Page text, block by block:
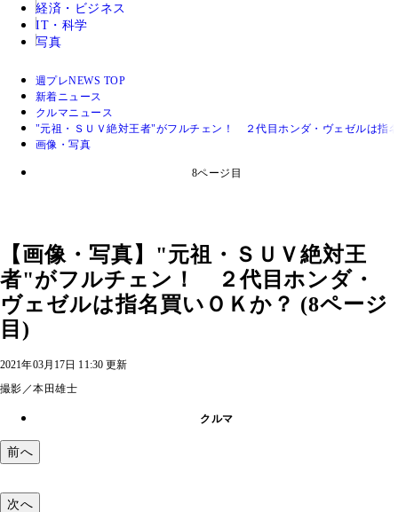
経済・ビジネス
IT・科学
写真
週プレNEWS TOP
新着ニュース
クルマニュース
"元祖・ＳＵＶ絶対王者"がフルチェン！ ２代目ホンダ・ヴェゼルは指
画像・写真
8ページ目
【画像・写真】"元祖・ＳＵＶ絶対王
者"がフルチェン！ ２代目ホンダ・
ヴェゼルは指名買いＯＫか？ (8ページ
目)
2021年03月17日 11:30 更新
撮影／本田雄士
クルマ
前へ
次へ